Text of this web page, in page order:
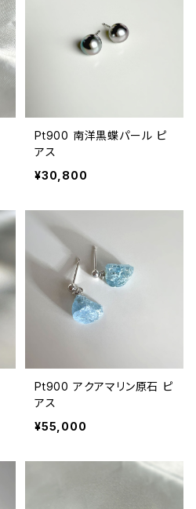
Pt900 南洋黒蝶パール ピ
アス
¥30,800
Pt900 アクアマリン原石 ピ
アス
¥55,000